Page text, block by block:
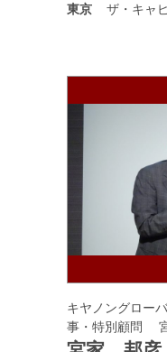
東京 ザ・キャ
キヤノングロー
事・特別顧問